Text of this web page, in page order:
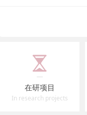
在研项目
In research projects